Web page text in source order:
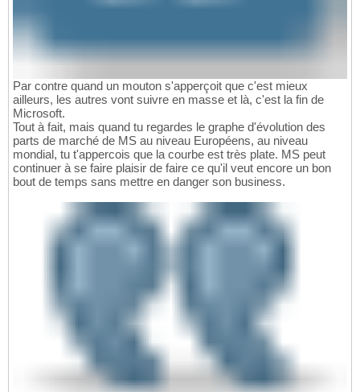
Par contre quand un mouton s'apperçoit que c'est mieux
ailleurs, les autres vont suivre en masse et là, c'est la fin de
Microsoft.
Tout à fait, mais quand tu regardes le graphe d'évolution des
parts de marché de MS au niveau Européens, au niveau
mondial, tu t'appercois que la courbe est très plate. MS peut
continuer à se faire plaisir de faire ce qu'il veut encore un bon
bout de temps sans mettre en danger son business.